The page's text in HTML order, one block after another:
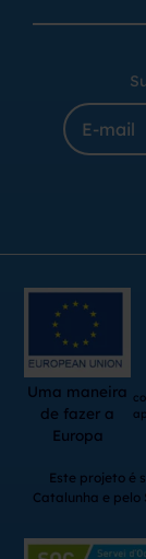
Uma maneira
de fazer a
Europa
Este projeto é
Catalunha e pelo